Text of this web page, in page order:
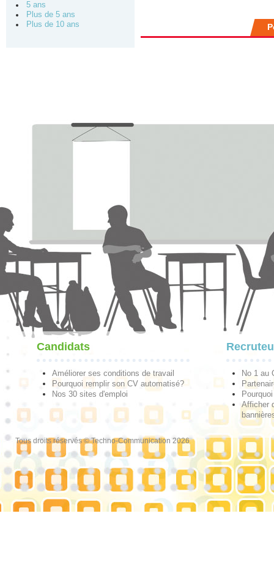
5 ans
Plus de 5 ans
Plus de 10 ans
Candidats
Améliorer ses conditions de travail
Pourquoi remplir son CV automatisé?
Nos 30 sites d'emploi
No 1 au
Afficher
Tous droits réservés © Techno-Communication 2026